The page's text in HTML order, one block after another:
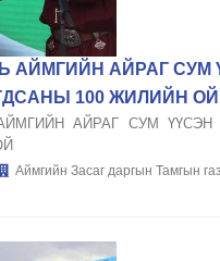
АЙМГИЙН АЙРАГ СУМ
100 ЖИЛИЙН ОЙ
АЙРАГ СУМ ҮҮСЭН
Аймгийн Засаг даргын Тамгын